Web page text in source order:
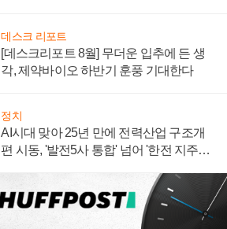
데스크 리포트
[데스크리포트 8월] 무더운 입추에 든 생
각, 제약바이오 하반기 훈풍 기대한다
정치
AI시대 맞아 25년 만에 전력산업 구조개
편 시동, '발전5사 통합' 넘어 '한전 지주사'